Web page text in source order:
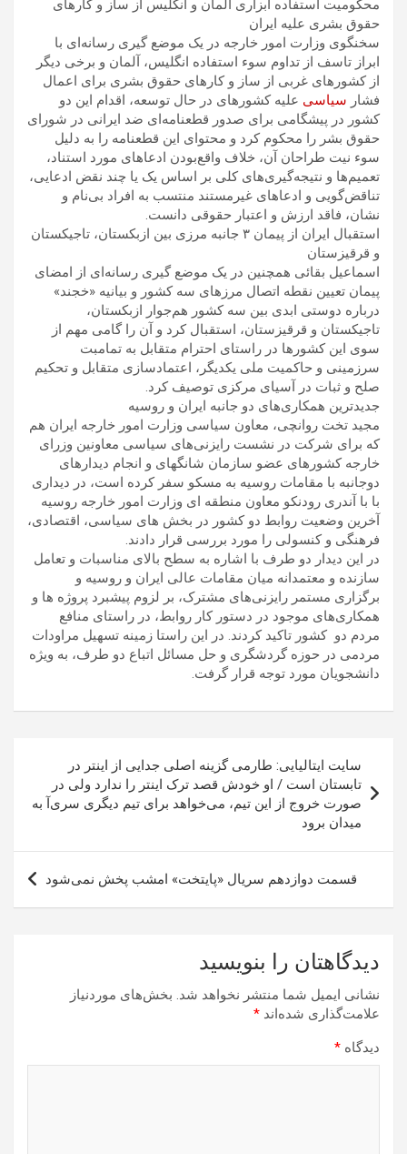
محکومیت استفاده ابزاری آلمان و انگلیس از ساز و کارهای
حقوق بشری علیه ایران
سخنگوی وزارت امور خارجه در یک موضع گیری رسانه‌ای با
ابراز تاسف از تداوم سوء استفاده انگلیس، آلمان و برخی دیگر
از کشورهای غربی از ساز و کارهای حقوق بشری برای اعمال
فشار سیاسی علیه کشورهای در حال توسعه، اقدام این دو
کشور در پیشگامی برای صدور قطعنامه‌ای ضد ایرانی در شورای
حقوق بشر را محکوم کرد و محتوای این قطعنامه را به دلیل
سوء نیت طراحان آن، خلاف واقع‌بودن ادعاهای مورد استناد،
تعمیم‌ها و نتیجه‌گیری‌های کلی بر اساس یک یا چند نقض ادعایی،
تناقض‌گویی و ادعاهای غیرمستند منتسب به افراد بی‌نام و
نشان، فاقد ارزش و اعتبار حقوقی دانست.
استقبال ایران از پیمان ۳ جانبه مرزی بین ازبکستان، تاجیکستان
و قرقیزستان
اسماعیل بقائی همچنین در یک موضع گیری رسانه‌ای از امضای
پیمان تعیین نقطه اتصال مرزهای سه کشور و بیانیه «خجند»
درباره دوستی ابدی بین سه کشور هم‌جوار ازبکستان،
تاجیکستان و قرقیزستان، استقبال کرد و آن را گامی مهم از
سوی این کشورها در راستای احترام متقابل به تمامبت
سرزمینی و حاکمیت ملی یکدیگر، اعتمادسازی متقابل و تحکیم
صلح و ثبات در آسیای مرکزی توصیف کرد.
جدیدترین همکاری‌های دو جانبه ایران و روسیه
مجید تخت روانچی، معاون سیاسی وزارت امور خارجه ایران هم
که برای شرکت در نشست رایزنی‌های سیاسی معاونین وزرای
خارجه کشورهای عضو سازمان شانگهای و انجام دیدارهای
دوجانبه با مقامات روسیه به مسکو سفر کرده است،‌ در دیداری
با با آندری رودنکو معاون منطقه ای وزارت امور خارجه روسیه
آخرین وضعیت روابط دو کشور در بخش های سیاسی، اقتصادی،
فرهنگی و کنسولی را مورد بررسی قرار دادند.
در این دیدار دو طرف با اشاره به سطح بالای مناسبات و تعامل
سازنده و معتمدانه میان مقامات عالی ایران و روسیه و
برگزاری مستمر رایزنی‌های مشترک، بر لزوم پیشبرد پروژه ها و
همکاری‌های موجود در دستور کار روابط، در راستای منافع
مردم دو کشور تاکید کردند. در این راستا زمینه تسهیل مراودات
مردمی در حوزه گردشگری و حل مسائل اتباع دو طرف، به ویژه
دانشجویان مورد توجه قرار گرفت.
نوشته
سایت ایتالیایی: طارمی گزینه اصلی جدایی از اینتر در
تابستان است / او خودش قصد ترک اینتر را ندارد ولی در
صورت خروج از این تیم، می‌خواهد برای تیم دیگری سری‌آ به
میدان برود
قسمت دوازدهم سریال «پایتخت» امشب پخش نمی‌شود
دیدگاهتان را بنویسید
نشانی ایمیل شما منتشر نخواهد شد. بخش‌های موردنیاز
علامت‌گذاری شده‌اند *
دیدگاه *